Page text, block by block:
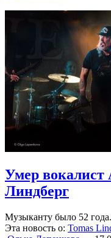
Умер вокалист
Линдберг
Музыканту было 52 года.
Эта новость о: Tomas